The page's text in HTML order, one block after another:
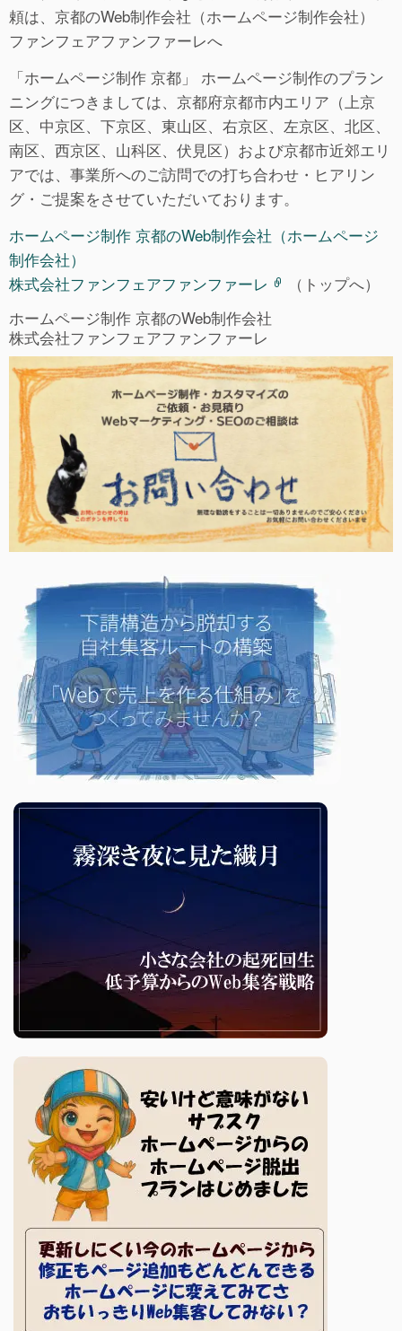
頼は、京都のWeb制作会社（ホームページ制作会社）
ファンフェアファンファーレへ
「ホームページ制作 京都」 ホームページ制作のプラン
ニングにつきましては、京都府京都市内エリア（上京
区、中京区、下京区、東山区、右京区、左京区、北区、
南区、西京区、山科区、伏見区）および京都市近郊エリ
アでは、事業所へのご訪問での打ち合わせ・ヒアリン
グ・ご提案をさせていただいております。
ホームページ制作 京都のWeb制作会社（ホームページ
制作会社）
株式会社ファンフェアファンファーレ
（トップへ）
ホームページ制作 京都のWeb制作会社
株式会社ファンフェアファンファーレ